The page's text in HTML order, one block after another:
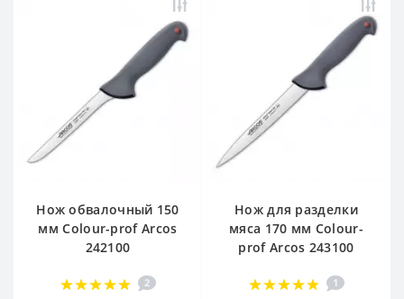
Нож обвалочный 150
мм Сolour-prof Arcos
242100
2
Нож для разделки
мяса 170 мм Сolour-
prof Arcos 243100
1